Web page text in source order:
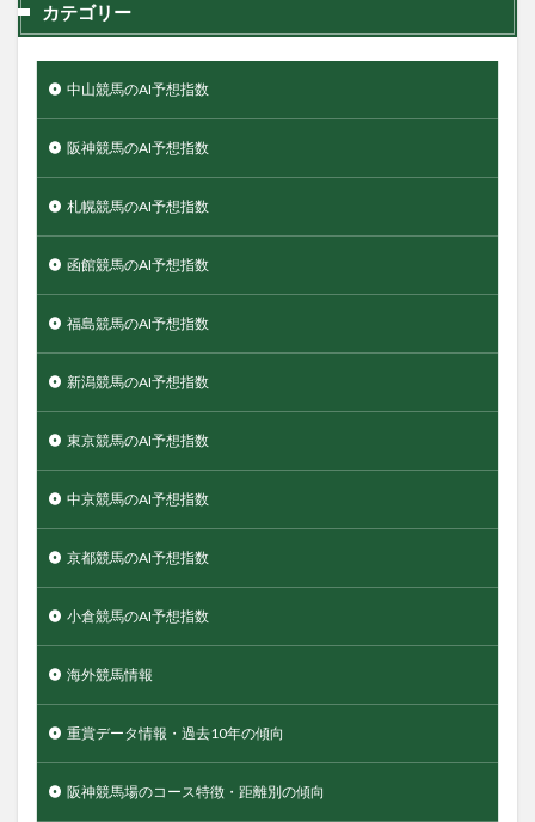
カテゴリー
中山競馬のAI予想指数
阪神競馬のAI予想指数
札幌競馬のAI予想指数
函館競馬のAI予想指数
福島競馬のAI予想指数
新潟競馬のAI予想指数
東京競馬のAI予想指数
中京競馬のAI予想指数
京都競馬のAI予想指数
小倉競馬のAI予想指数
海外競馬情報
重賞データ情報・過去10年の傾向
阪神競馬場のコース特徴・距離別の傾向